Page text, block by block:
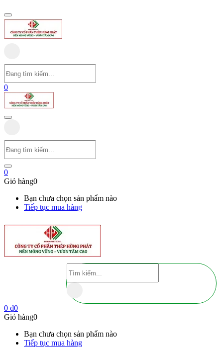
0
0
Giỏ hàng0
Bạn chưa chọn sản phẩm nào
Tiếp tục mua hàng
0 ₫0
Giỏ hàng0
Bạn chưa chọn sản phẩm nào
Tiếp tục mua hàng